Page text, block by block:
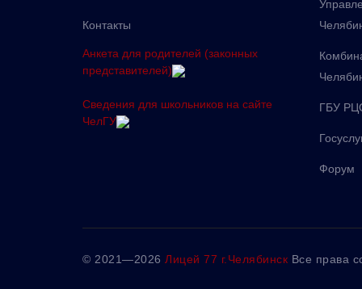
Контакты
Анкета для родителей (законных
представителей)
Сведения для школьников на сайте
ЧелГУ
ГБУ
Форум
© 2021—2026 Лицей 77 г.Челябинск Все права